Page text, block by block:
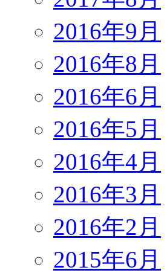
2016年9月
2016年8月
2016年6月
2016年5月
2016年4月
2016年3月
2016年2月
2015年6月